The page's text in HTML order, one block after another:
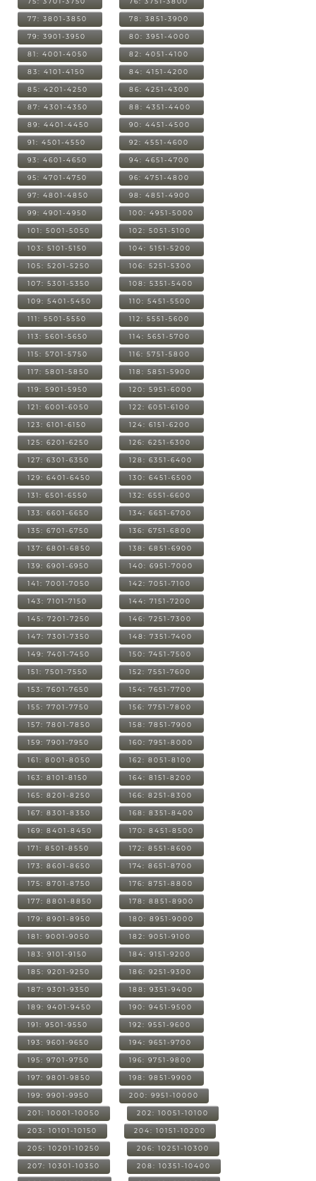
77: 3801-3850 78: 3851-3900
79: 3901-3950 80: 3951-4000
81: 4001-4050 82: 4051-4100
83: 4101-4150 84: 4151-4200
85: 4201-4250 86: 4251-4300
87: 4301-4350 88: 4351-4400
89: 4401-4450 90: 4451-4500
91: 4501-4550 92: 4551-4600
93: 4601-4650 94: 4651-4700
95: 4701-4750 96: 4751-4800
97: 4801-4850 98: 4851-4900
99: 4901-4950 100: 4951-5000
101: 5001-5050 102: 5051-5100
103: 5101-5150 104: 5151-5200
105: 5201-5250 106: 5251-5300
107: 5301-5350 108: 5351-5400
109: 5401-5450 110: 5451-5500
111: 5501-5550 112: 5551-5600
113: 5601-5650 114: 5651-5700
115: 5701-5750 116: 5751-5800
117: 5801-5850 118: 5851-5900
119: 5901-5950 120: 5951-6000
121: 6001-6050 122: 6051-6100
123: 6101-6150 124: 6151-6200
125: 6201-6250 126: 6251-6300
127: 6301-6350 128: 6351-6400
129: 6401-6450 130: 6451-6500
131: 6501-6550 132: 6551-6600
133: 6601-6650 134: 6651-6700
135: 6701-6750 136: 6751-6800
137: 6801-6850 138: 6851-6900
139: 6901-6950 140: 6951-7000
141: 7001-7050 142: 7051-7100
143: 7101-7150 144: 7151-7200
145: 7201-7250 146: 7251-7300
147: 7301-7350 148: 7351-7400
149: 7401-7450 150: 7451-7500
151: 7501-7550 152: 7551-7600
153: 7601-7650 154: 7651-7700
155: 7701-7750 156: 7751-7800
157: 7801-7850 158: 7851-7900
159: 7901-7950 160: 7951-8000
161: 8001-8050 162: 8051-8100
163: 8101-8150 164: 8151-8200
165: 8201-8250 166: 8251-8300
167: 8301-8350 168: 8351-8400
169: 8401-8450 170: 8451-8500
171: 8501-8550 172: 8551-8600
173: 8601-8650 174: 8651-8700
175: 8701-8750 176: 8751-8800
177: 8801-8850 178: 8851-8900
179: 8901-8950 180: 8951-9000
181: 9001-9050 182: 9051-9100
183: 9101-9150 184: 9151-9200
185: 9201-9250 186: 9251-9300
187: 9301-9350 188: 9351-9400
189: 9401-9450 190: 9451-9500
191: 9501-9550 192: 9551-9600
193: 9601-9650 194: 9651-9700
195: 9701-9750 196: 9751-9800
197: 9801-9850 198: 9851-9900
199: 9901-9950 200: 9951-10000
201: 10001-10050 202: 10051-10100
203: 10101-10150 204: 10151-10200
205: 10201-10250 206: 10251-10300
207: 10301-10350 208: 10351-10400